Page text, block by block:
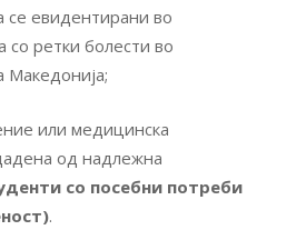
се евидентирани во
со ретки болести во
Македонија;
или медицинска
од надлежна
со посебни потреби
.